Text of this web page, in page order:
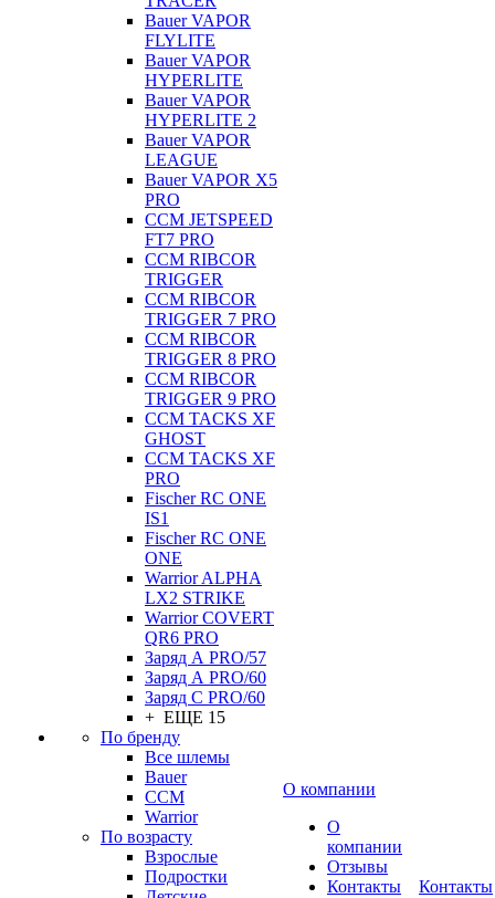
Bauer VAPOR
FLYLITE
Bauer VAPOR
HYPERLITE
Bauer VAPOR
HYPERLITE 2
Bauer VAPOR
LEAGUE
Bauer VAPOR X5
PRO
CCM JETSPEED
FT7 PRO
CCM RIBCOR
TRIGGER
CCM RIBCOR
TRIGGER 7 PRO
CCM RIBCOR
TRIGGER 8 PRO
CCM RIBCOR
TRIGGER 9 PRO
CCM TACKS XF
GHOST
CCM TACKS XF
PRO
Fischer RC ONE
IS1
Fischer RC ONE
ONE
Warrior ALPHA
LX2 STRIKE
Warrior COVERT
QR6 PRO
Заряд А PRO/57
Заряд А PRO/60
Заряд С PRO/60
+ ЕЩЕ 15
По бренду
Все шлемы
Bauer
CCM
Warrior
По возрасту
Взрослые
Подростки
О компании
О
компании
Отзывы
Контакты
Контакты